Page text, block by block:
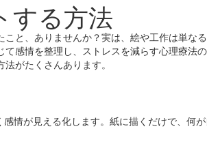
する方法
こと、ありませんか？実は、絵や工作は単な
感情を整理し、ストレスを減らす心理療法
がたくさんあります。
情が見える化します。紙に描くだけで、何